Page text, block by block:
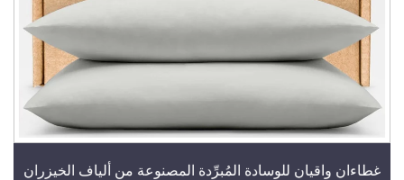
غطاءان واقيان للوسادة المُبرِّدة المصنوعة من ألياف الخيزران